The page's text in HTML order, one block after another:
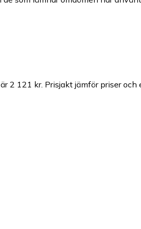
2 121 kr. Prisjakt jämför priser